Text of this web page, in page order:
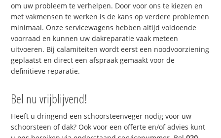
om uw probleem te verhelpen. Door voor ons te kiezen en
met vakmensen te werken is de kans op verdere problemen
minimaal. Onze servicewagens hebben altijd voldoende
voorraad en kunnen uw dakreparatie vaak meteen
uitvoeren. Bij calamiteiten wordt eerst een noodvoorziening
geplaatst en direct een afspraak gemaakt voor de
definitieve reparatie.
Bel nu vrijblijvend!
Heeft u dringend een schoorsteenveger nodig voor uw
schoorsteen of dak? Ook voor een offerte en/of advies kunt